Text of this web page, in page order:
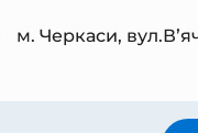
м. Черкаси,